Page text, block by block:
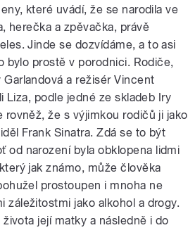
které uvádí, že se narodila ve
herečka a zpěvačka, právě
Jinde se dozvídáme, a to asi
bylo prostě v porodnici. Rodiče,
a režisér Vincent
Liza, podle jedné ze skladeb Iry
rovněž, že s výjimkou rodičů ji jako
Frank Sinatra. Zdá se to být
od narození byla obklopena lidmi
jak známo, může člověka
prostoupen i mnoha ne
záležitostmi jako alkohol a drogy.
její matky a následně i do